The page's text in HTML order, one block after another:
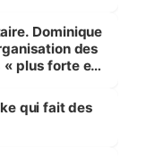
Dominique
des
« plus forte et
»
qui fait des